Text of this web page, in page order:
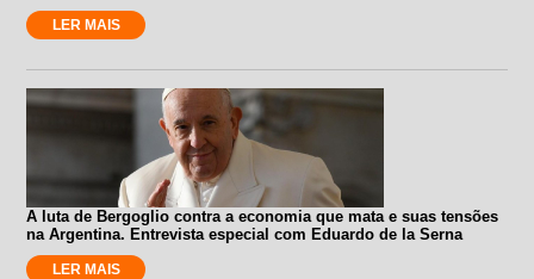
LER MAIS
A luta de Bergoglio contra a economia que mata e suas tensões
na Argentina. Entrevista especial com Eduardo de la Serna
LER MAIS